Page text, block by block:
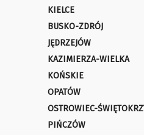
KIELCE
BUSKO-ZDRÓJ
JĘDRZEJÓW
KAZIMIERZA-WIELKA
KOŃSKIE
OPATÓW
OSTROWIEC-
PIŃCZÓW